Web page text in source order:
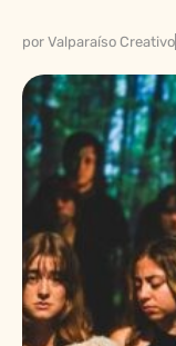
por Valparaíso Creativo